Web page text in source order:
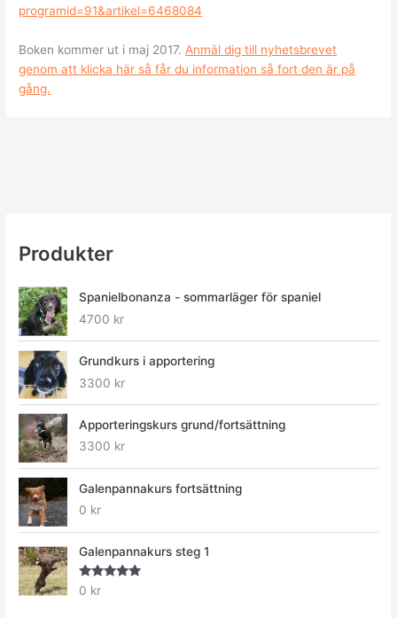
programid=91&artikel=6468084
Boken kommer ut i maj 2017.Anmäl dig till nyhetsbrevet
genom att klicka här så får du information så fort den är på
gång.
Produkter
Spanielbonanza - sommarläger för spaniel
4700 kr
Grundkurs i apportering
3300 kr
Apporteringskurs grund/fortsättning
3300 kr
Galenpannakurs fortsättning
0 kr
Galenpannakurs steg 1
Betygsatt
0 kr